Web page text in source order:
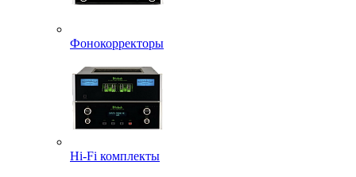
Фонокорректоры
Hi-Fi комплекты